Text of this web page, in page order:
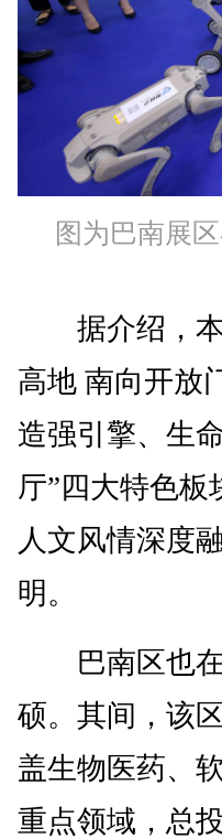
图为巴南展
据介绍，本
高地 南向开放
造强引擎、生
厅”四大特色
人文风情深度
明。
巴南区也在
硕。其间，该
盖生物医药、
重点领域，总